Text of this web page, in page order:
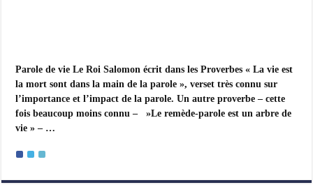
Parole de vie Le Roi Salomon écrit dans les Proverbes « La vie est
la mort sont dans la main de la parole », verset très connu sur
l’importance et l’impact de la parole. Un autre proverbe – cette
fois beaucoup moins connu – »Le remède-parole est un arbre de
vie » – …